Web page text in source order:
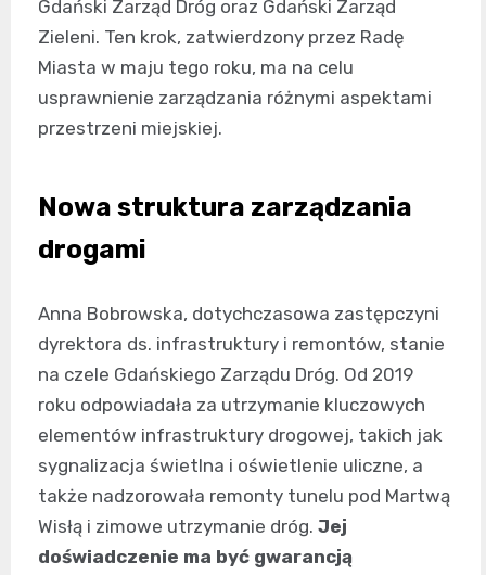
Gdański Zarząd Dróg oraz Gdański Zarząd
Zieleni. Ten krok, zatwierdzony przez Radę
Miasta w maju tego roku, ma na celu
usprawnienie zarządzania różnymi aspektami
przestrzeni miejskiej.
Nowa struktura zarządzania
drogami
Anna Bobrowska, dotychczasowa zastępczyni
dyrektora ds. infrastruktury i remontów, stanie
na czele Gdańskiego Zarządu Dróg. Od 2019
roku odpowiadała za utrzymanie kluczowych
elementów infrastruktury drogowej, takich jak
sygnalizacja świetlna i oświetlenie uliczne, a
także nadzorowała remonty tunelu pod Martwą
Wisłą i zimowe utrzymanie dróg. Jej
doświadczenie ma być gwarancją